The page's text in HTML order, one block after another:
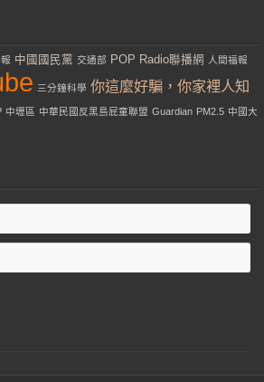
中國國民黨 交通部 POP Radio聯播網 人間福報
三分鐘科學 你這麼好騙，你家裡人知
中壢區 中華民國反黑島屁童聯盟 Guardian PM2.5 中國大